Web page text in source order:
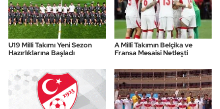
U19 Milli Takımı Yeni Sezon
Hazırlıklarına Başladı
A Millî Takımın Belçika ve
Fransa Mesaisi Netleşti